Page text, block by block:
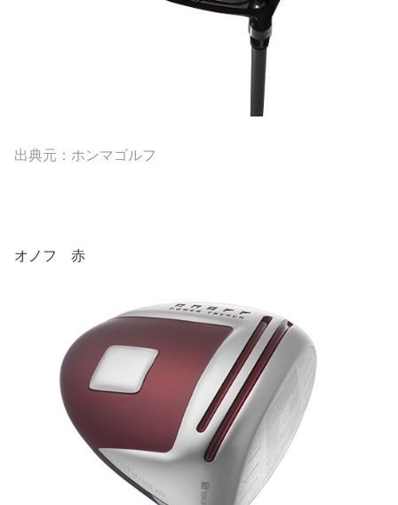
出典元：ホンマゴルフ
オノフ 赤